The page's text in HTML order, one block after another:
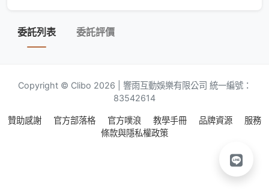
委託列表 委託評價
Copyright © Clibo 2026 | 響雨互動娛樂有限公司 統一編號：
83542614
贊助感謝 官方部落格 官方噗浪 教學手冊 品牌資源
服務
條款與隱私權政策